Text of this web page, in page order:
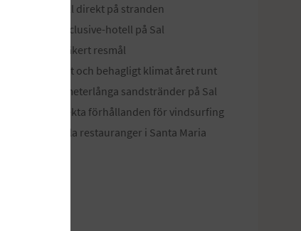
Hotell direkt på stranden
All Inclusive-hotell på Sal
Solsäkert resmål
Varmt och behagligt klimat året runt
Kilometerlånga sandstränder på Sal
Perfekta förhållanden för vindsurfing
Lokala restauranger i Santa Maria